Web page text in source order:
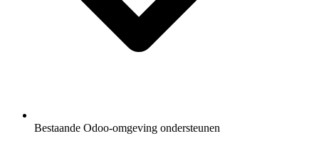
Bestaande Odoo-omgeving ondersteunen